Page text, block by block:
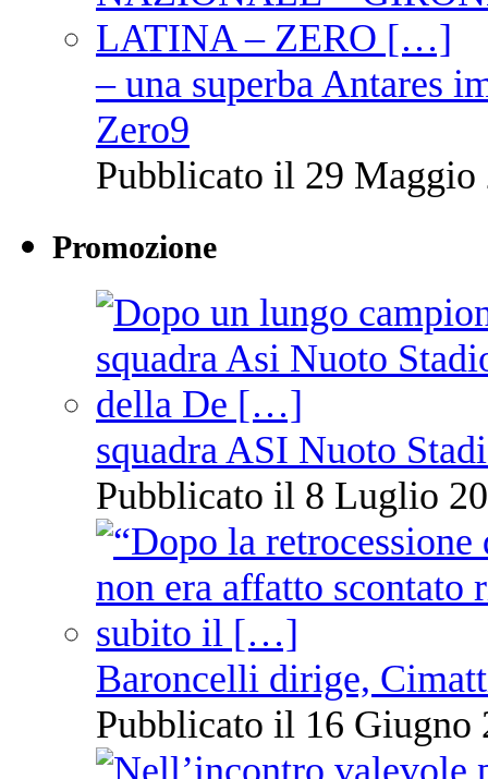
– una superba Antares
Zero9
Pubblicato il 29 Maggio
Promozione
squadra ASI Nuoto
Pubblicato il 8 Luglio
Baroncelli dirige,
Pubblicato il 16 Giugno